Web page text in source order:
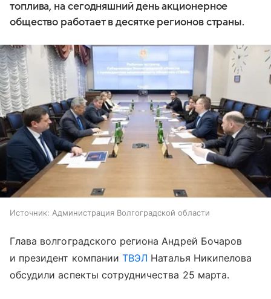
топлива, на сегодняшний день акционерное
общество работает в десятке регионов страны.
Источник: Администрация Волгоградской области
Глава волгоградского региона Андрей Бочаров
и президент компанииТВЭЛ Наталья Никипелова
обсудили аспекты сотрудничества 25 марта.